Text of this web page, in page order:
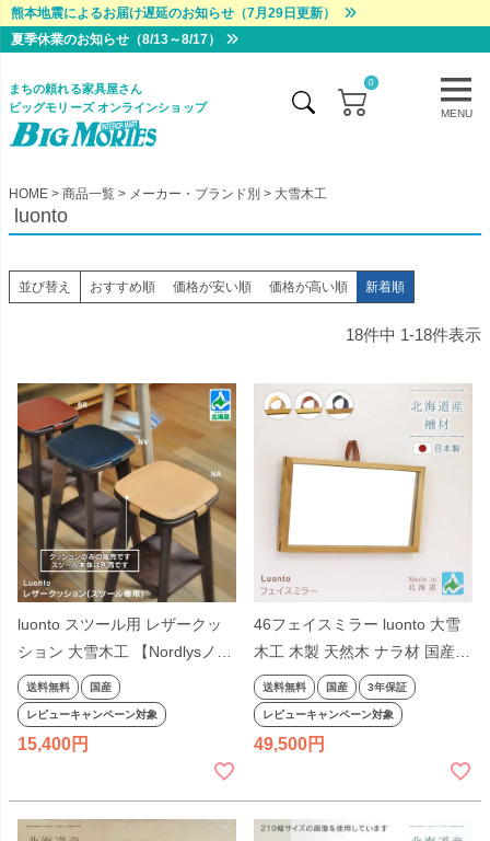
熊本地震によるお届け遅延のお知らせ（7月29日更新）
夏季休業のお知らせ（8/13～8/17）
MENU
まちの頼れる家具屋さん
ビッグモリーズ オンラインショップ
0
HOME 商品一覧 メーカー・ブランド別 大雪木工
luonto
並び替え おすすめ順 価格が安い順 価格が高い順 新着順
18件中 1-18件表示
luonto スツール用 レザークッ
ション 大雪木工 【Nordlysノー
ルリス・ルオント対応】本革 本
皮 国産 日本製 北海道 ※スツー
ル本体は別売
送料無料 国産
レビューキャンペーン対象
15,400
46フェイスミラー luonto 大雪
木工 木製 天然木 ナラ材 国産
日本製 北海道 高級
送料無料 国産 3年保証
レビューキャンペーン対象
49,500